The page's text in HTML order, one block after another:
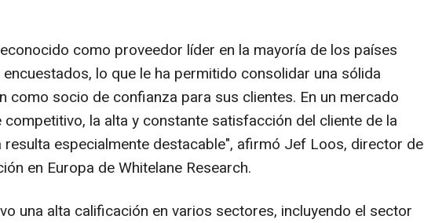
como proveedor líder en la mayoría de los países
lo que le ha permitido consolidar una sólida
como socio de confianza para sus clientes. En un mercado
competitivo, la alta y constante satisfacción del cliente de la
resulta especialmente destacable", afirmó Jef Loos, director de
en Europa de Whitelane Research.
una alta calificación en varios sectores, incluyendo el sector